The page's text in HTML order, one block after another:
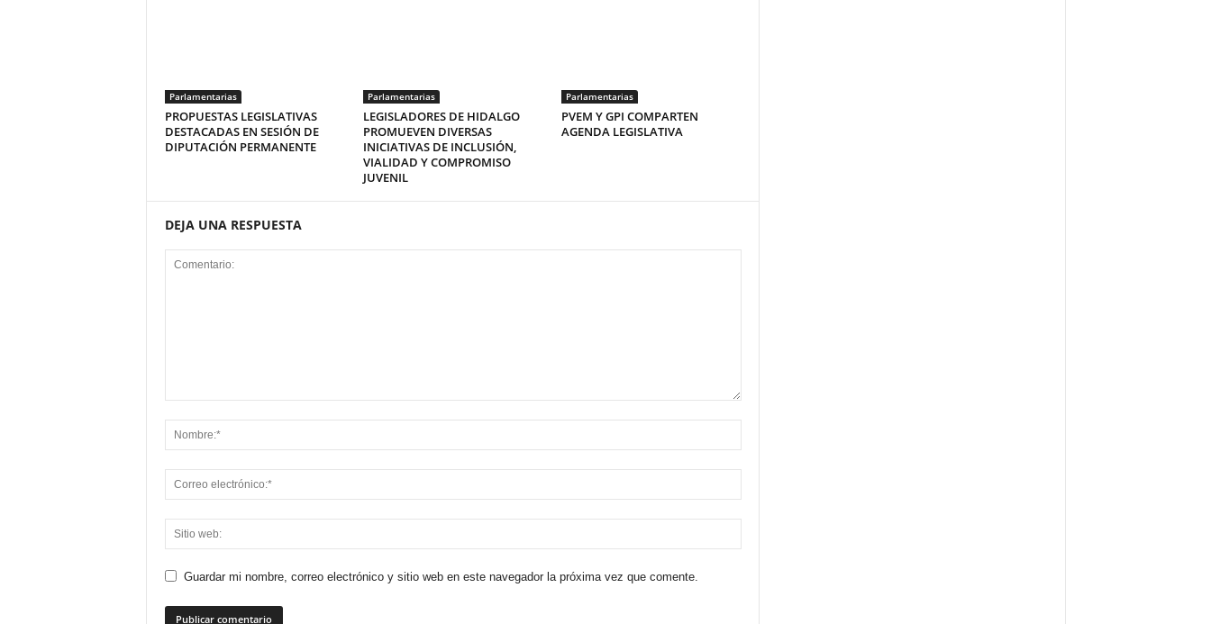
Parlamentarias
PROPUESTAS LEGISLATIVAS
DESTACADAS EN SESIÓN DE
DIPUTACIÓN PERMANENTE
Parlamentarias
LEGISLADORES DE HIDALGO
PROMUEVEN DIVERSAS
INICIATIVAS DE INCLUSIÓN,
VIALIDAD Y COMPROMISO
JUVENIL
Parlamentarias
PVEM Y GPI COMPARTEN
AGENDA LEGISLATIVA
DEJA UNA RESPUESTA
Guardar mi nombre, correo electrónico y sitio web en este navegador la próxima vez que comente.